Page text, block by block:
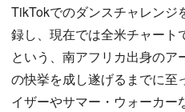
TikTokでのダンスチャレンジ
録し、現在では全米チャート
という、南アフリカ出身のア
の快挙を成し遂げるまでに至
イザーやサマー・ウォーカー